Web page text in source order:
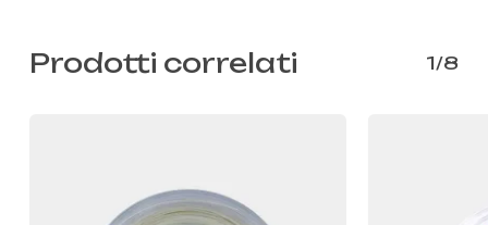
Prodotti correlati 1/8